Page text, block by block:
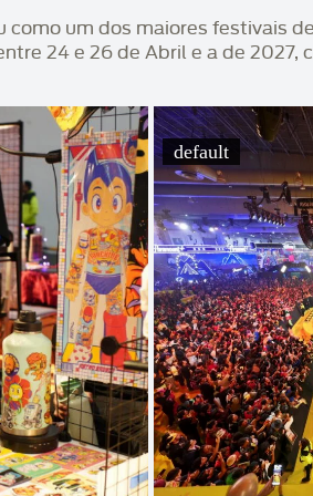
como um dos maiores festivais
24 e 26 de Abril e a de 2027,
default